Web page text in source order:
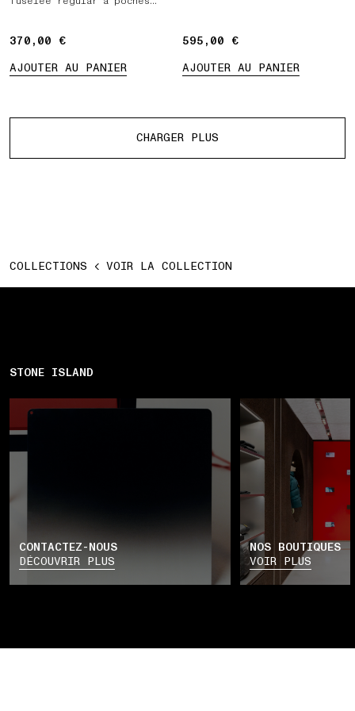
370,00 €
370,00 €
AJOUTER AU PANIER
595,00 €
595,00 €
AJOUTER AU PANIER
CHARGER PLUS
COLLECTIONS VOIR LA COLLECTION
STONE ISLAND
CONTACTEZ-NOUS
DÉCOUVRIR PLUS
NOS BOUTIQUES
VOIR PLUS